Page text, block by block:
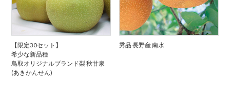
【限定30セット】
希少な新品種
鳥取オリジナルブランド梨 秋甘泉
(あきかんせん)
秀品 長野産 南水